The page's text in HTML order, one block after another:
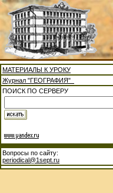
МАТЕРИАЛЫ К УРОКУ
Журнал "ГЕОГРАФИЯ"
ПОИСК ПО СЕРВЕРУ
Вопросы по сайту:
periodical@1sept.ru